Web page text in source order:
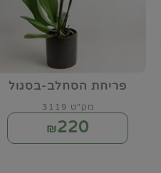
פריחת הסחלב-בסגול
מק"ט 3119
₪220